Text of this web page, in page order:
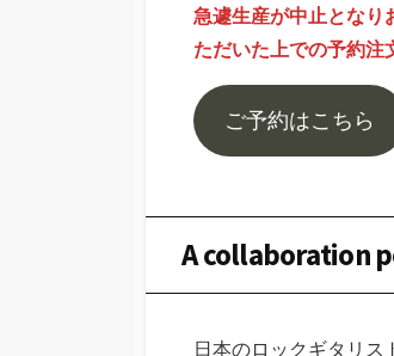
急遽生産が中止となり
ただいた上での予約注
ご予約はこちら
A collaboration
日本のロックギタリ